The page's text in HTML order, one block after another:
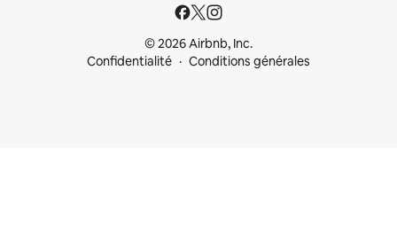
© 2026 Airbnb, Inc.
Confidentialité
Conditions générales